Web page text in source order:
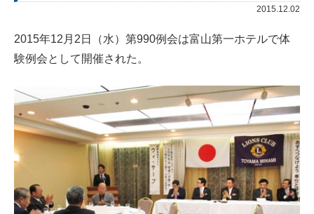
2015.12.02
2015年12月2日（水）第990例会は富山第一ホテルで体
験例会として開催された。